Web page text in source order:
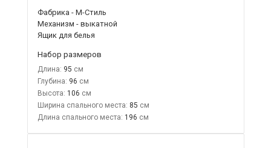
Фабрика - М-Стиль
Механизм - выкатной
Ящик для белья
Набор размеров
Длина: 95
Глубина: 96
Высота: 106
Ширина спального места: 85
Длина спального места: 196